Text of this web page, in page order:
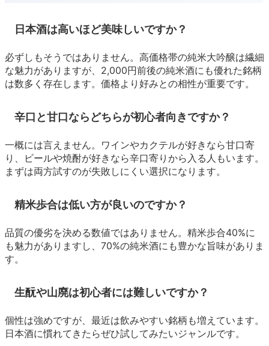
日本酒は高いほど美味しいですか？
必ずしもそうではありません。高価格帯の純米大吟醸は繊細
な魅力がありますが、2,000円前後の純米酒にも優れた銘柄
は数多く存在します。価格より好みとの相性が重要です。
辛口と甘口ならどちらが初心者向きですか？
一概には言えません。ワインやカクテルが好きなら甘口寄
り、ビールや焼酎が好きなら辛口寄りから入る人もいます。
まずは両方試すのが失敗しにくい選択になります。
精米歩合は低い方が良いのですか？
品質の優劣を決める数値ではありません。精米歩合40%に
も魅力がありますし、70%の純米酒にも豊かな旨味がありま
す。
生酛や山廃は初心者には難しいですか？
個性は強めですが、最近は飲みやすい銘柄も増えています。
日本酒に慣れてきたらぜひ試してみたいジャンルです。